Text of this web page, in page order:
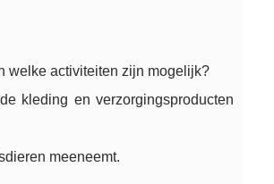
welke activiteiten zijn mogelijk?
kleding en verzorgingsproducten
meeneemt.